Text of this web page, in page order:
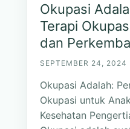
Okupasi
Terapi
dan
SEPTEMBER 24, 2024
Okupasi Adalah:
Okupasi untuk
Kesehatan